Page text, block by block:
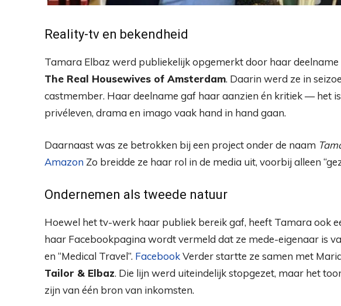
Reality-tv en bekendheid
Tamara Elbaz werd publiekelijk opgemerkt door haar
The Real Housewives of Amsterdam. Daarin werd ze in
castmember. Haar deelname gaf haar aanzien én kritiek — het
privéleven, drama en imago vaak hand in hand gaan.
Daarnaast was ze betrokken bij een project onder de naam
Amazon Zo breidde ze haar rol in de media uit, voorbij alleen
Ondernemen als tweede natuur
Hoewel het tv-werk haar publiek bereik gaf, heeft Tamara ook
haar Facebookpagina wordt vermeld dat ze mede-eigenaar is
en “Medical Travel”. FacebookVerder startte ze samen met
Tailor & Elbaz. Die lijn werd uiteindelijk stopgezet, maar het
zijn van één bron van inkomsten.